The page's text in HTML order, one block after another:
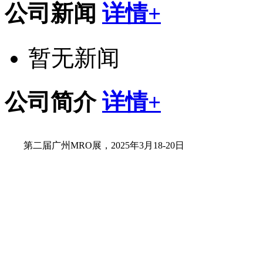
公司新闻 详情+
暂无新闻
公司简介 详情+
第二届广州MRO展，2025年3月18-20日